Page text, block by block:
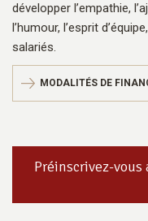
développer l’empathie,
l’humour, l’esprit
salariés.
MODALITÉS DE
Préinscrivez-vous